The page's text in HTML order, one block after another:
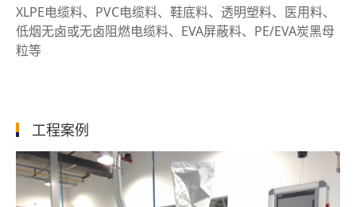
XLPE电缆料、PVC电缆料、鞋底料、透明塑料、医用料、
低烟无卤或无卤阻燃电缆料、EVA屏蔽料、PE/EVA炭黑母
粒等
工程案例